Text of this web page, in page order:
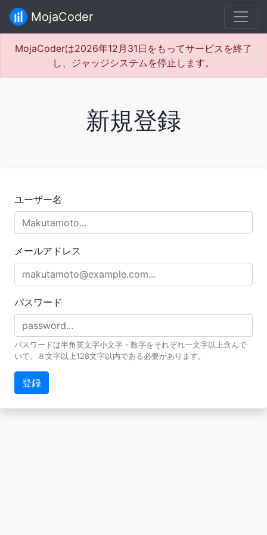
MojaCoder
MojaCoderは2026年12月31日をもってサービスを終了
し、ジャッジシステムを停止します。
新規登録
ユーザー名
メールアドレス
パスワード
パスワードは半角英文字小文字・数字をそれぞれ一文字以上含んで
いて、８文字以上128文字以内である必要があります。
登録